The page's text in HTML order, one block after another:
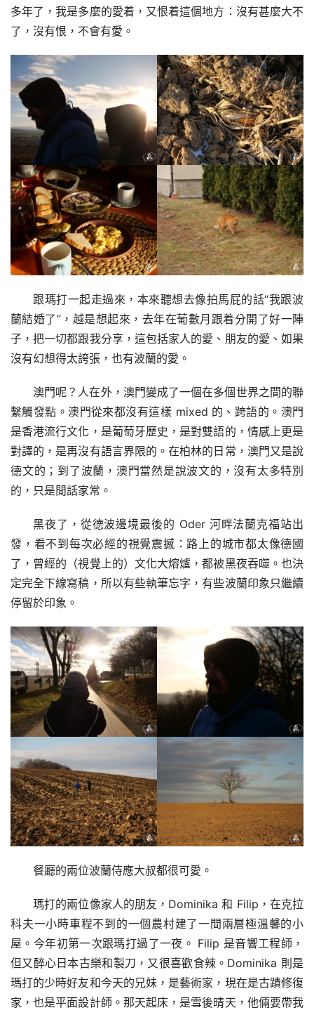
多年了，我是多麼的愛着，又恨着這個地方：沒有甚麼大不
了，沒有恨，不會有愛。
跟瑪打一起走過來，本來聽想去像拍馬屁的話“我跟波
蘭結婚了”，越是想起來，去年在葡數月跟着分開了好一陣
子，把一切都跟我分享，這包括家人的愛、朋友的愛、如果
沒有幻想得太誇張，也有波蘭的愛。
澳門呢？人在外，澳門變成了一個在多個世界之間的聯
繫觸發點。澳門從來都沒有這樣 mixed 的、跨語的。澳門
是香港流行文化，是葡萄牙歷史，是對雙語的，情感上更是
對譯的，是再沒有語言界限的。在柏林的日常，澳門又是說
德文的；到了波蘭，澳門當然是說波文的，沒有太多特別
的，只是閒話家常。
黑夜了，從德波邊境最後的 Oder 河畔法蘭克福站出
發，看不到每次必經的視覺震撼：路上的城市都太像德國
了，曾經的（視覺上的）文化大熔爐，都被黑夜吞噬。也決
定完全下線寫稿，所以有些執筆忘字，有些波蘭印象只繼續
停留於印象。
餐廳的兩位波蘭侍應大叔都很可愛。
瑪打的兩位像家人的朋友，Dominika 和 Filip，在克拉
科夫一小時車程不到的一個農村建了一間兩層極溫馨的小
屋。今年初第一次跟瑪打過了一夜。 Filip 是音響工程師，
但又醉心日本古樂和製刀，又很喜歡食辣。Dominika 則是
瑪打的少時好友和今天的兄妹，是藝術家，現在是古蹟修復
家，也是平面設計師。那天起床，是雪後晴天，他倆要帶我